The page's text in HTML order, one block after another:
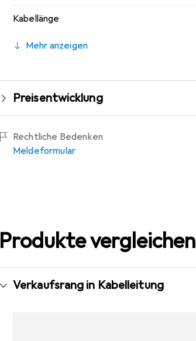
Kabellänge
Mehr anzeigen
Preisentwicklung
Rechtliche Bedenken
Meldeformular
Produkte vergleichen
Verkaufsrang in Kabelleitung